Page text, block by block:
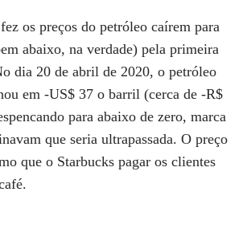
os preços do petróleo caírem para
abaixo, na verdade) pela primeira
dia 20 de abril de 2020, o petróleo
em -US$ 37 o barril (cerca de -R$
para abaixo de zero, marca
que seria ultrapassada. O preço
que o Starbucks pagar os clientes